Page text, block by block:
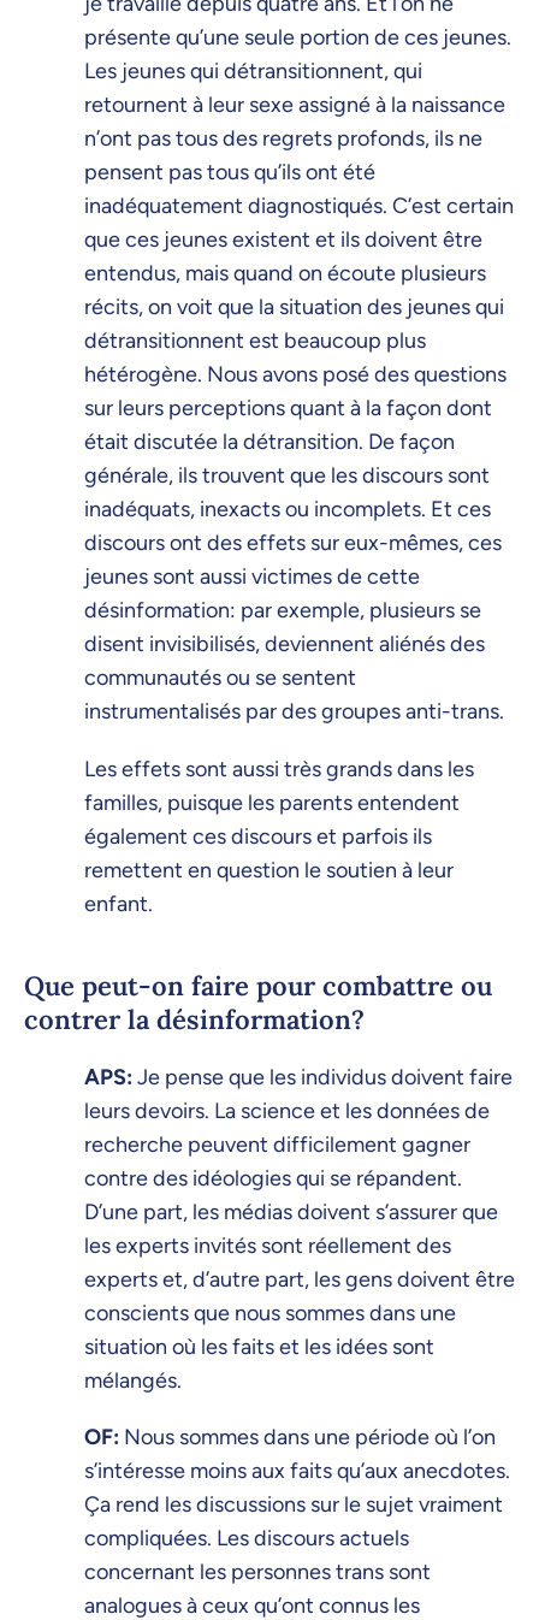
présente qu’une seule portion de ces jeunes.
Les jeunes qui détransitionnent, qui
retournent à leur sexe assigné à la naissance
n’ont pas tous des regrets profonds, ils ne
pensent pas tous qu’ils ont été
inadéquatement diagnostiqués. C’est certain
que ces jeunes existent et ils doivent être
entendus, mais quand on écoute plusieurs
récits, on voit que la situation des jeunes qui
détransitionnent est beaucoup plus
hétérogène. Nous avons posé des questions
sur leurs perceptions quant à la façon dont
était discutée la détransition. De façon
générale, ils trouvent que les discours sont
inadéquats, inexacts ou incomplets. Et ces
discours ont des effets sur eux-mêmes, ces
jeunes sont aussi victimes de cette
désinformation: par exemple, plusieurs se
disent invisibilisés, deviennent aliénés des
communautés ou se sentent
instrumentalisés par des groupes anti-trans.
Les effets sont aussi très grands dans les
familles, puisque les parents entendent
également ces discours et parfois ils
remettent en question le soutien à leur
enfant.
Que peut-on faire pour combattre ou
contrer la désinformation?
APS:Je pense que les individus doivent faire
leurs devoirs. La science et les données de
recherche peuvent difficilement gagner
contre des idéologies qui se répandent.
D’une part, les médias doivent s’assurer que
les experts invités sont réellement des
experts et, d’autre part, les gens doivent être
conscients que nous sommes dans une
situation où les faits et les idées sont
mélangés.
OF: Nous sommes dans une période où l’on
s’intéresse moins aux faits qu’aux anecdotes.
Ça rend les discussions sur le sujet vraiment
compliquées. Les discours actuels
concernant les personnes trans sont
analogues à ceux qu’ont connus les